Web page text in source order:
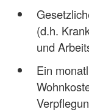
(d.h.
und
Ein